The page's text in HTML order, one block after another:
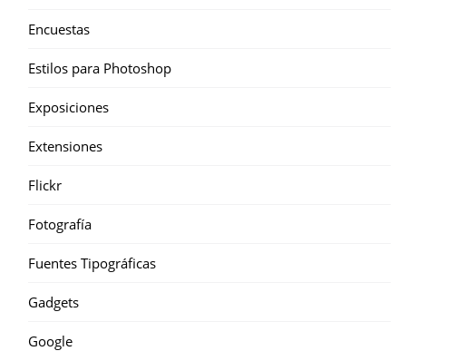
Encuestas
Estilos para Photoshop
Exposiciones
Extensiones
Flickr
Fotografía
Fuentes Tipográficas
Gadgets
Google